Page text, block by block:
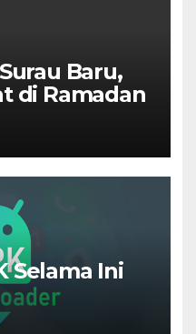
Baru,
di Ramadan
Selama Ini